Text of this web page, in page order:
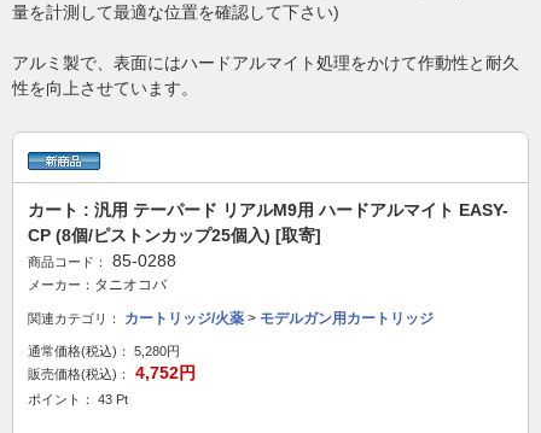
量を計測して最適な位置を確認して下さい)
アルミ製で、表面にはハードアルマイト処理をかけて作動性と耐久
性を向上させています。
カート : 汎用 テーパード リアルM9用 ハードアルマイト EASY-
CP (8個/ピストンカップ25個入) [取寄]
商品コード： 85-0288
メーカー： タニオコバ
関連カテゴリ： カートリッジ/火薬 > モデルガン用カートリッジ
通常価格(税込)：
5,280円
販売価格(税込)：
4,752円
ポイント： 43 Pt